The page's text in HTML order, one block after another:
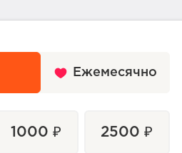
Ежемесячно
1000 ₽ 2500 ₽